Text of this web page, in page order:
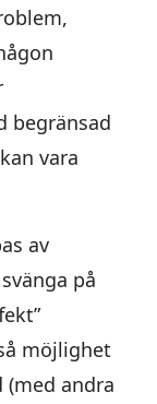
begränsad
vara
av
på
möjlighet
andra